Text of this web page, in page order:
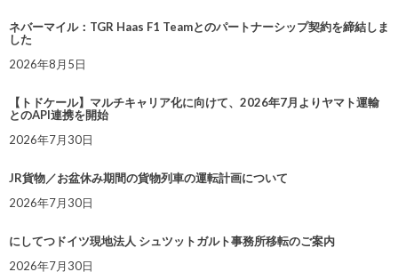
ネバーマイル：TGR Haas F1 Teamとのパートナーシップ契約を締結しま
した
2026年8月5日
【トドケール】マルチキャリア化に向けて、2026年7月よりヤマト運輸
とのAPI連携を開始
2026年7月30日
JR貨物／お盆休み期間の貨物列車の運転計画について
2026年7月30日
にしてつドイツ現地法人 シュツットガルト事務所移転のご案内
2026年7月30日